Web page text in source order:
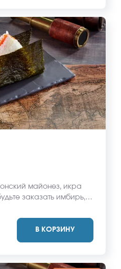
майонез, икра
заказать имбирь,
может отличаться от
В КОРЗИНУ